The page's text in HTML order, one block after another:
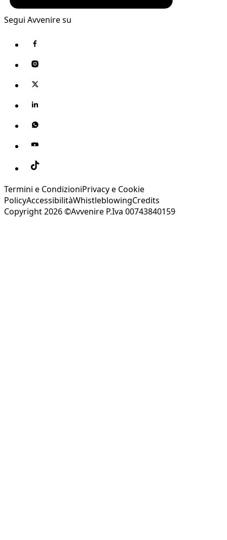
Segui Avvenire su
Termini e CondizioniPrivacy e Cookie
PolicyAccessibilitàWhistleblowingCredits
Copyright 2026 ©Avvenire P.Iva 00743840159